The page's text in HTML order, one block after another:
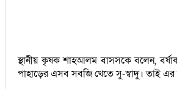
স্থানীয় কৃষক শাহআলম বাসসকে বলেন,
পাহাড়ের এসব সবজি খেতে সু-স্বাদু। তাই